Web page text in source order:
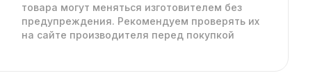
товара могут меняться изготовителем без
предупреждения. Рекомендуем проверять их
на сайте производителя перед покупкой